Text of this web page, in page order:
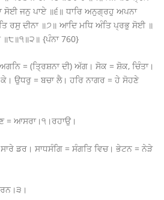
ਜਨੁ ਪਾਏ ॥੬॥ ਧਾਰਿ ਅਨੁਗ੍ਰਹੁ ਅਪਨਾ
ਰਸੁ ਦੀਨਾ ॥੭॥ ਆਦਿ ਮਧਿ ਅੰਤਿ ਪ੍ਰਭੁ ਸੋਈ ॥
{ਪੰਨਾ 760}
= (ਤ੍ਰਿਸ਼ਨਾ ਦੀ) ਅੱਗ। ਸੋਕ = ਸ਼ੋਕ, ਚਿੰਤਾ।
ਉਧਰੁ = ਬਚਾ ਲੈ। ਹਰਿ ਨਾਗਰ = ਹੇ ਸੋਹਣੇ
= ਆਸਰਾ।੧।ਰਹਾਉ।
ਡਰ। ਸਾਧਸੰਗਿ = ਸੰਗਤਿ ਵਿਚ। ਭੇਟਨ = ਨੇੜੇ